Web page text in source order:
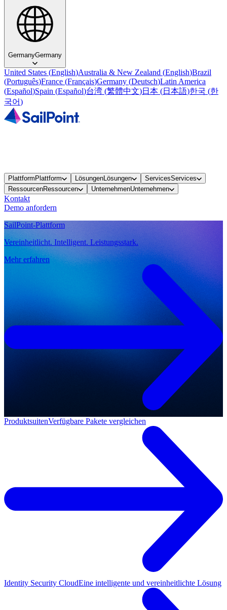
GermanyGermany
United States (English)Australia & New Zealand (English)Brazil
(Português)France (Français)Germany (Deutsch)Latin America
(Español)Spain (Español)台湾 (繁體中文)日本 (日本語)한국 (한
국어)
Plattform Plattform LösungenLösungen ServicesServices
RessourcenRessourcen UnternehmenUnternehmen
Kontakt
Demo anfordern
SailPoint-Plattform
Vereinheitlicht. Intelligent. Leistungsstark.
Mehr erfahren
ProduktsuitenVerfügbare Pakete vergleichen
Identity Security CloudEine intelligente und vereinheitlichte Lösung